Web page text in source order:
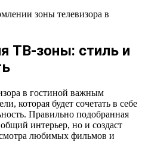
ТВ-зоны: стиль и
в гостиной важным
которая будет сочетать в себе
Правильно подобранная
интерьер, но и создаст
любимых фильмов и